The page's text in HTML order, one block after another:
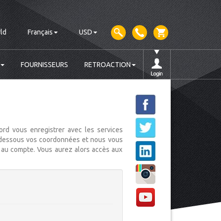
Français USD
FOURNISSEURS RETROACTION
vous enregistrer avec les services
vos coordonnées et nous vous
compte. Vous aurez alors accès aux